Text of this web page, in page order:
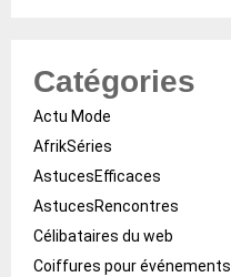
Catégories
Actu Mode
AfrikSéries
AstucesEfficaces
AstucesRencontres
Célibataires du web
Coiffures pour événements